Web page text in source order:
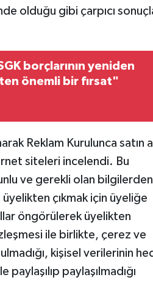
olduğu gibi çarpıcı
borçlarının yeniden
önemli bir fırsat"
Reklam Kurulunca satın
siteleri incelendi. Bu
ve gerekli olan bilgilerden
çıkmak için üyeliğe
öngörülerek üyelikten
ile birlikte, çerez ve
kişisel verilerinin
paylaşılıp paylaşılmadığı